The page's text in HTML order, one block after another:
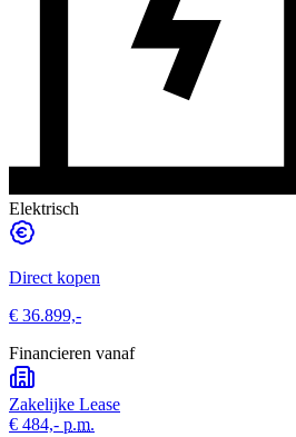
Elektrisch
Direct kopen
€ 36.899,-
Financieren vanaf
Zakelijke Lease
€ 484,- p.m.